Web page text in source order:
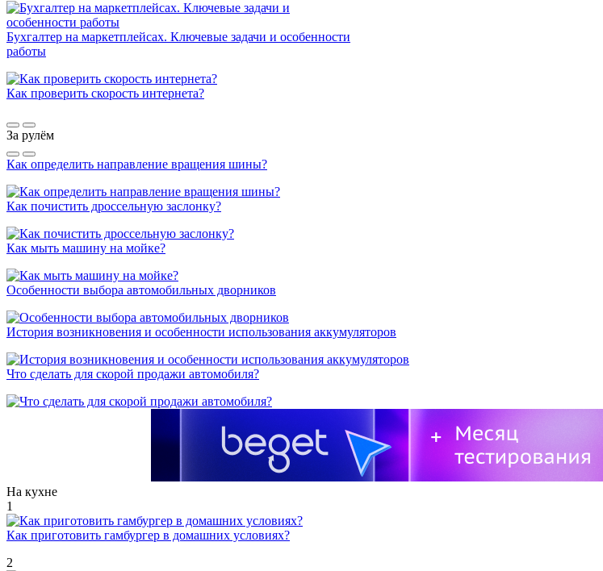
Бухгалтер на маркетплейсах. Ключевые задачи и особенности
работы
Как проверить скорость интернета?
За рулём
Как определить направление вращения шины?
Как почистить дроссельную заслонку?
Как мыть машину на мойке?
Особенности выбора автомобильных дворников
История возникновения и особенности использования аккумуляторов
Что сделать для скорой продажи автомобиля?
На кухне
1
Как приготовить гамбургер в домашних условиях?
2